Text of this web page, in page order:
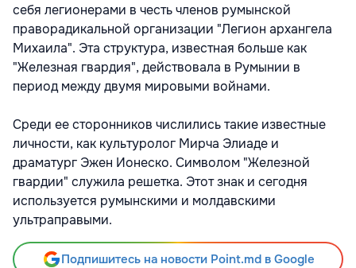
себя легионерами в честь членов румынской
праворадикальной организации "Легион архангела
Михаила". Эта структура, известная больше как
"Железная гвардия", действовала в Румынии в
период между двумя мировыми войнами.
Среди ее сторонников числились такие известные
личности, как культуролог Мирча Элиаде и
драматург Эжен Ионеско. Символом "Железной
гвардии" служила решетка. Этот знак и сегодня
используется румынскими и молдавскими
ультраправыми.
Подпишитесь на новости Point.md в Google